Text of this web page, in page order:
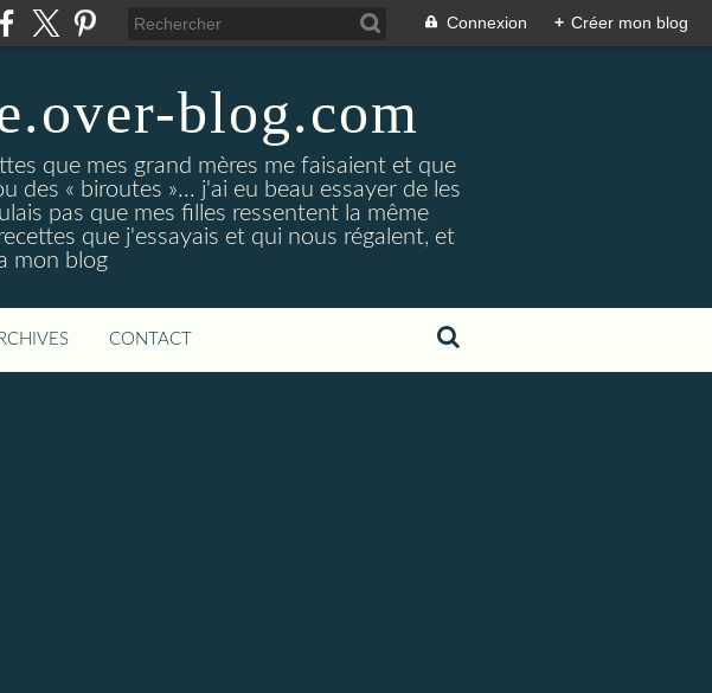
Connexion + Créer mon blog
blog.com
que mes grand mères me faisaient et que
des « biroutes »... j'ai eu beau essayer de les
pas que mes filles ressentent la même
que j'essayais et qui nous régalent, et
mon blog
CONTACT